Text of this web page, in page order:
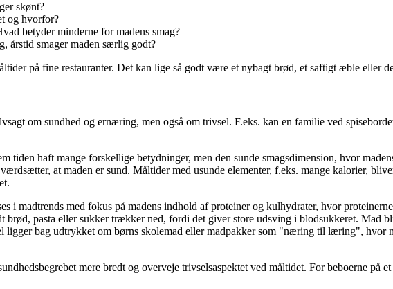
skønt?
og hvorfor?
betyder minderne for madens smag?
årstid smager maden særlig godt?
på fine restauranter. Det kan lige så godt være et nybagt brød, et saftigt æble eller
om sundhed og ernæring, men også om trivsel. F.eks. kan en familie ved
tiden haft mange forskellige betydninger, men den sunde smagsdimension, hvor
at maden er sund. Måltider med usunde elementer, f.eks. mange kalorier,
i madtrends med fokus på madens indhold af proteiner og kulhydrater, hvor
pasta eller sukker trækker ned, fordi det giver store udsving i blodsukkeret. Mad
ligger bag udtrykket om børns skolemad eller madpakker som "næring til læring",
mere bredt og overveje trivselsaspektet ved måltidet. For beboerne på